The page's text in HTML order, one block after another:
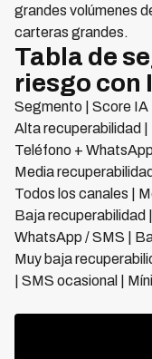
grandes volúmenes
carteras grandes.
Tabla de
riesgo con
Segmento | Score IA
Alta recuperabilidad |
Teléfono +
Media
Todos los canales |
Baja recuperabilidad
WhatsApp / SMS |
Muy baja
| SMS ocasional |